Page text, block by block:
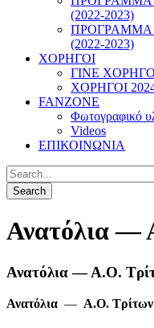
(2022-2023)
ΠΡΟΓΡΑΜΜΑ
(2022-2023)
ΧΟΡΗΓΟΙ
ΓΙΝΕ
ΧΟΡΗΓΟΙ
FANZONE
Φωτογραφικό
Videos
ΕΠΙΚΟΙΝΩΝΙΑ
Ανατόλια —
Ανατόλια — Α.Ο.
Ανατόλια — Α.Ο. Τρίτων